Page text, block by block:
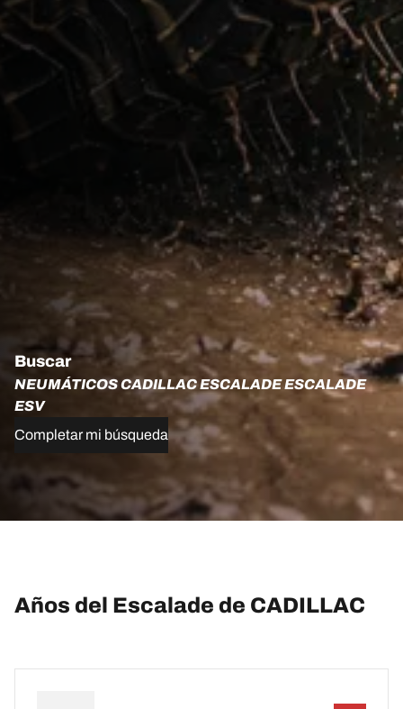
Buscar
NEUMÁTICOS CADILLAC ESCALADE ESCALADE
ESV
Completar mi búsqueda
Años del Escalade de CADILLAC